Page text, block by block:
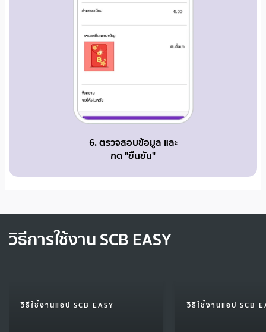
6. ตรวจสอบข้อมูล และ
กด "ยืนยัน"
วิธีการใช้งาน SCB EASY
วิธีใช้งานแอป SCB EASY วิธีใช้งานแอป SCB